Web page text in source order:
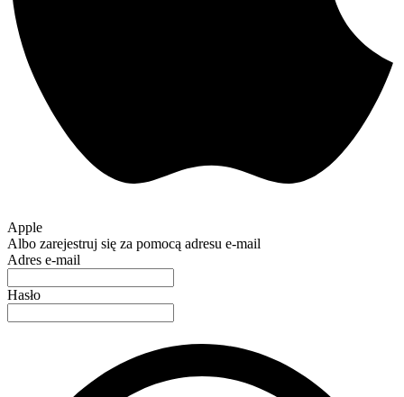
Apple
Albo zarejestruj się za pomocą adresu e-mail
Adres e-mail
Hasło